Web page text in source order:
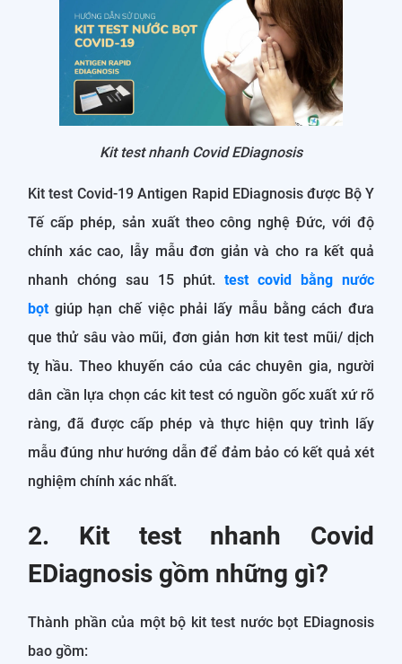
Kit test nhanh Covid EDiagnosis
Kit test Covid-19 Antigen Rapid EDiagnosis được Bộ Y
Tế cấp phép, sản xuất theo công nghệ Đức, với độ
chính xác cao, lẫy mẫu đơn giản và cho ra kết quả
nhanh chóng sau 15 phút. test covid bằng nước
bọtgiúp hạn chế việc phải lấy mẫu bằng cách đưa
que thử sâu vào mũi, đơn giản hơn kit test mũi/ dịch
tỵ hầu. Theo khuyến cáo của các chuyên gia, người
dân cần lựa chọn các kit test có nguồn gốc xuất xứ rõ
ràng, đã được cấp phép và thực hiện quy trình lấy
mẫu đúng như hướng dẫn để đảm bảo có kết quả xét
nghiệm chính xác nhất.
2. Kit test nhanh Covid
EDiagnosis gồm những gì?
Thành phần của một bộ kit test nước bọt EDiagnosis
bao gồm: